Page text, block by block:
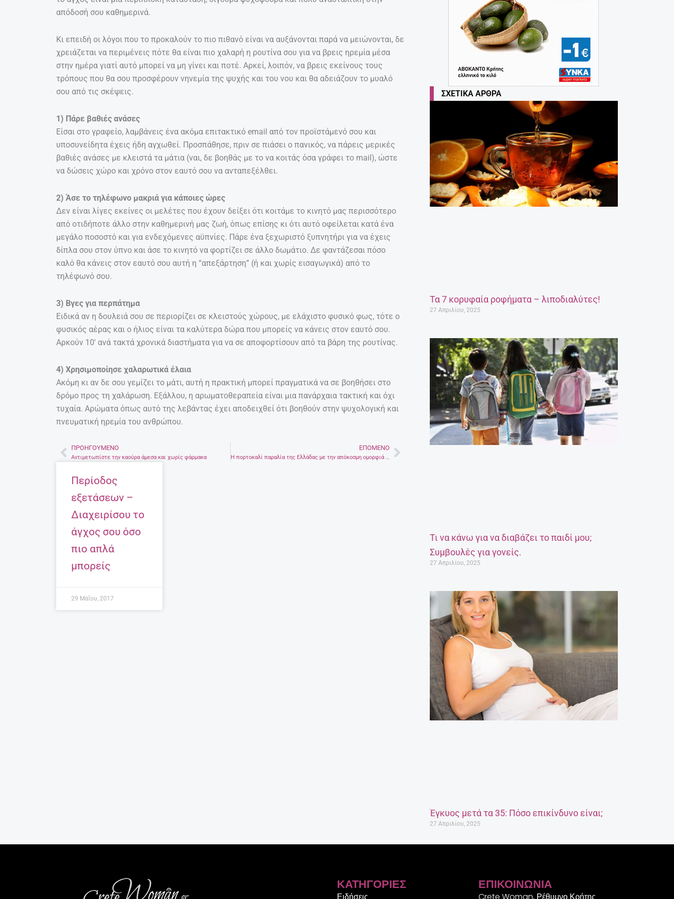
απόδοσή σου καθημερινά.
Κι επειδή οι λόγοι που το προκαλούν το πιο πιθανό είναι να αυξάνονται παρά να μειώνονται, δε
χρειάζεται να περιμένεις πότε θα είναι πιο χαλαρή η ρουτίνα σου για να βρεις ηρεμία μέσα
στην ημέρα γιατί αυτό μπορεί να μη γίνει και ποτέ. Αρκεί, λοιπόν, να βρεις εκείνους τους
τρόπους που θα σου προσφέρουν νηνεμία της ψυχής και του νου και θα αδειάζουν το μυαλό
σου από τις σκέψεις.
1) Πάρε βαθιές ανάσες
Είσαι στο γραφείο, λαμβάνεις ένα ακόμα επιτακτικό email από τον προϊστάμενό σου και
υποσυνείδητα έχεις ήδη αγχωθεί. Προσπάθησε, πριν σε πιάσει ο πανικός, να πάρεις μερικές
βαθιές ανάσες με κλειστά τα μάτια (ναι, δε βοηθάς με το να κοιτάς όσα γράφει το mail), ώστε
να δώσεις χώρο και χρόνο στον εαυτό σου να ανταπεξέλθει.
2) Άσε το τηλέφωνο μακριά για κάποιες ώρες
Δεν είναι λίγες εκείνες οι μελέτες που έχουν δείξει ότι κοιτάμε το κινητό μας περισσότερο
από οτιδήποτε άλλο στην καθημερινή μας ζωή, όπως επίσης κι ότι αυτό οφείλεται κατά ένα
μεγάλο ποσοστό και για ενδεχόμενες αϋπνίες. Πάρε ένα ξεχωριστό ξυπνητήρι για να έχεις
δίπλα σου στον ύπνο και άσε το κινητό να φορτίζει σε άλλο δωμάτιο. Δε φαντάζεσαι πόσο
καλό θα κάνεις στον εαυτό σου αυτή η “απεξάρτηση” (ή και χωρίς εισαγωγικά) από το
τηλέφωνό σου.
3) Βγες για περπάτημα
Ειδικά αν η δουλειά σου σε περιορίζει σε κλειστούς χώρους, με ελάχιστο φυσικό φως, τότε ο
φυσικός αέρας και ο ήλιος είναι τα καλύτερα δώρα που μπορείς να κάνεις στον εαυτό σου.
Αρκούν 10′ ανά τακτά χρονικά διαστήματα για να σε αποφορτίσουν από τα βάρη της ρουτίνας.
4) Χρησιμοποίησε χαλαρωτικά έλαια
Ακόμη κι αν δε σου γεμίζει το μάτι, αυτή η πρακτική μπορεί πραγματικά να σε βοηθήσει στο
δρόμο προς τη χαλάρωση. Εξάλλου, η αρωματοθεραπεία είναι μια πανάρχαια τακτική και όχι
τυχαία. Αρώματα όπως αυτό της λεβάντας έχει αποδειχθεί ότι βοηθούν στην ψυχολογική και
πνευματική ηρεμία του ανθρώπου.
Prev
ΠΡΟΗΓΟΎΜΕΝΟ
Αντιμετωπίστε την καούρα άμεσα και χωρίς φάρμακα
ΕΠΌΜΕΝΟ
H πορτοκαλί παραλία της Ελλάδας με την απόκοσμη ομορφιά και τα ζεστά νεράNext
Περίοδος
εξετάσεων –
Διαχειρίσου το
άγχος σου όσο
πιο απλά
μπορείς
29 Μαΐου, 2017
ΣΧΕΤΙΚΆ ΆΡΘΡΑ
Τα 7 κορυφαία ροφήματα – λιποδιαλύτες!
27 Απριλίου, 2025
Τι να κάνω για να διαβάζει το παιδί μου;
Συμβουλές για γονείς.
27 Απριλίου, 2025
Έγκυος μετά τα 35: Πόσο επικίνδυνο είναι;
27 Απριλίου, 2025
ΚΑΤΗΓΟΡΊΕΣ ΕΠΙΚΟΙΝΩΝΊΑ